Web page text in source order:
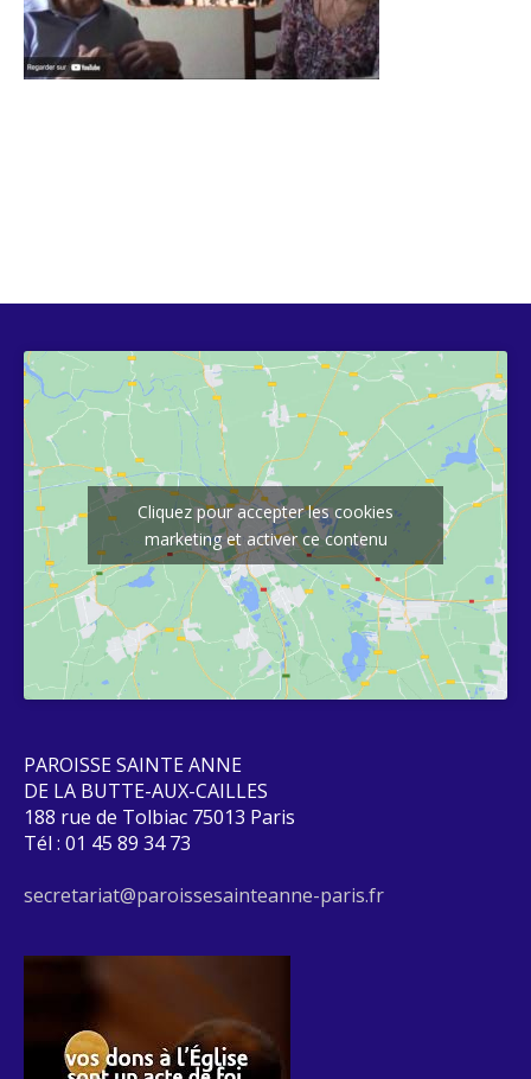
Cliquez pour accepter les cookies
marketing et activer ce contenu
PAROISSE SAINTE ANNE
DE LA BUTTE-AUX-CAILLES
188 rue de Tolbiac 75013 Paris
Tél : 01 45 89 34 73
secretariat@paroissesainteanne-paris.fr